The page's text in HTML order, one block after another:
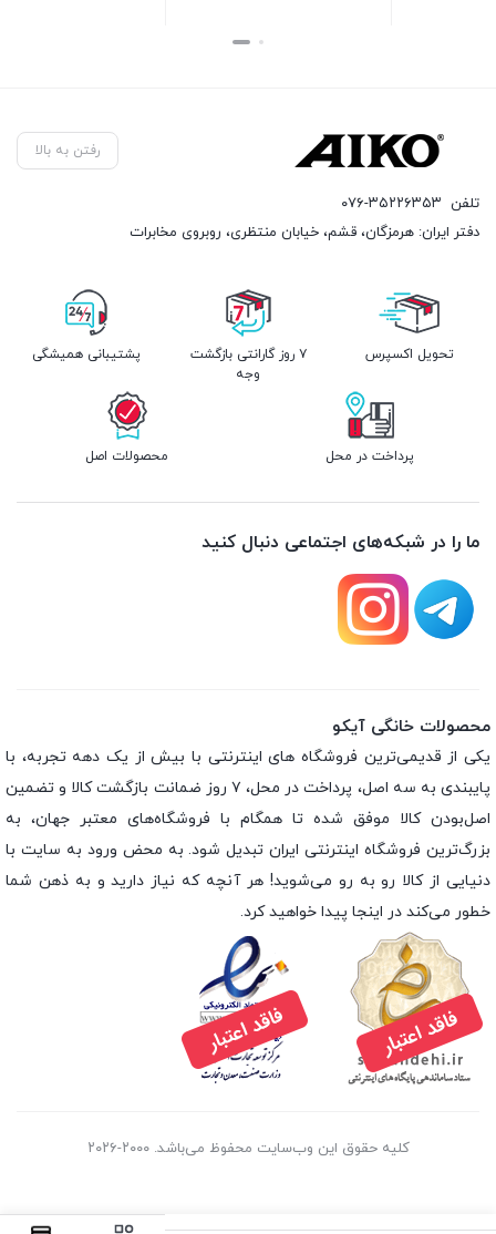
بستن
رفتن به بالا
تلفن ۰۷۶-۳۵۲۲۶۳۵۳
دفتر ایران: هرمزگان، قشم، خیابان منتظری، روبروی مخابرات
تحویل اکسپرس
۷ روز گارانتی بازگشت
وجه
پشتیبانی همیشگی
پرداخت در محل محصولات اصل
ما را در شبکه‌های اجتماعی دنبال کنید
محصولات خانگی آیکو
یکی از قدیمی‌ترین فروشگاه های اینترنتی با بیش از یک دهه تجربه، با
پایبندی به سه اصل، پرداخت در محل، ۷ روز ضمانت بازگشت کالا و تضمین
اصل‌بودن کالا موفق شده تا همگام با فروشگاه‌های معتبر جهان، به
بزرگ‌ترین فروشگاه اینترنتی ایران تبدیل شود. به محض ورود به سایت با
دنیایی از کالا رو به رو می‌شوید! هر آنچه که نیاز دارید و به ذهن شما
خطور می‌کند در اینجا پیدا خواهید کرد.
کلیه حقوق این وب‌سایت محفوظ می‌باشد. ۲۰۰۰-۲۰۲۶